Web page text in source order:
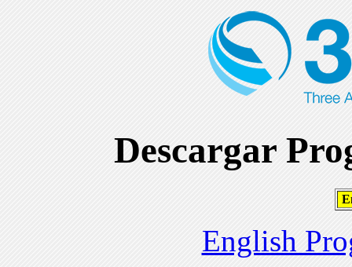
Descargar
English